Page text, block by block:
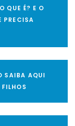
QUE É? E O
PRECISA
SAIBA AQUI